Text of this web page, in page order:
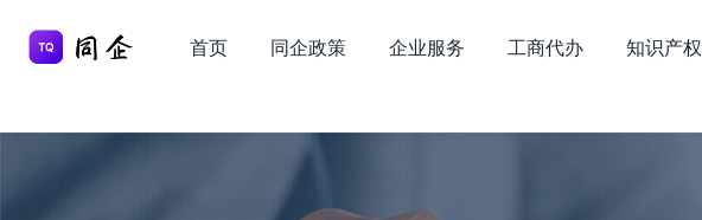
首页 同企政策 企业服务 工商代办 知识产权